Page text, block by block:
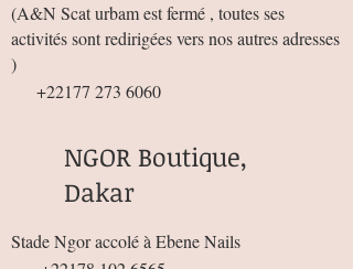
(A&N Scat urbam est fermé , toutes ses
activités sont redirigées vers nos autres adresses
)
+22177 273 6060
NGOR Boutique,
Dakar
Stade Ngor accolé à Ebene Nails